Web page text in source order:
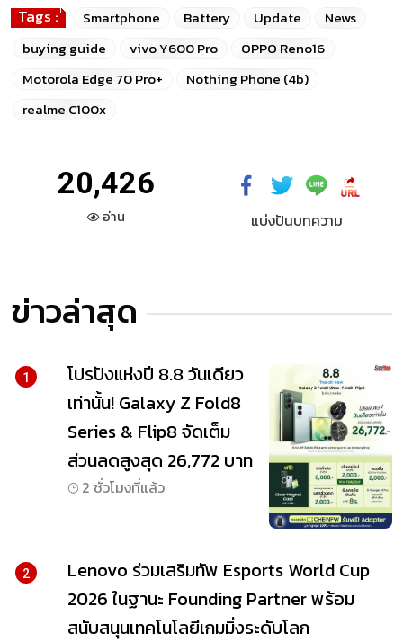
Tags : Smartphone Battery Update
News
buying guide
vivo Y600 Pro
OPPO Reno16
Motorola Edge 70 Pro+
Nothing Phone (4b)
realme C100x
20,426
อ่าน แบ่งปันบทความ
ข่าวล่าสุด
1
โปรปังแห่งปี 8.8 วันเดียว
เท่านั้น! Galaxy Z Fold8
Series & Flip8 จัดเต็ม
ส่วนลดสูงสุด 26,772 บาท
2 ชั่วโมงที่แล้ว
2
Lenovo ร่วมเสริมทัพ Esports World Cup
2026 ในฐานะ Founding Partner พร้อม
สนับสนุนเทคโนโลยีเกมมิ่งระดับโลก